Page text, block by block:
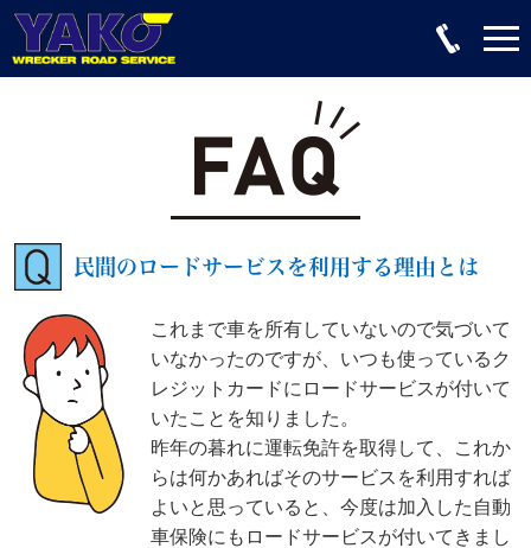
民間のロードサービスを利用する理由とは
これまで車を所有していないので気づいて
いなかったのですが、いつも使っているク
レジットカードにロードサービスが付いて
いたことを知りました。
昨年の暮れに運転免許を取得して、これか
らは何かあればそのサービスを利用すれば
よいと思っていると、今度は加入した自動
車保険にもロードサービスが付いてきまし